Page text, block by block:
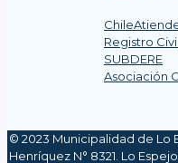
Registro Civil
SUBDERE
Asociación
© 2023 Municipalidad de Lo
Henríquez N° 8321. Lo